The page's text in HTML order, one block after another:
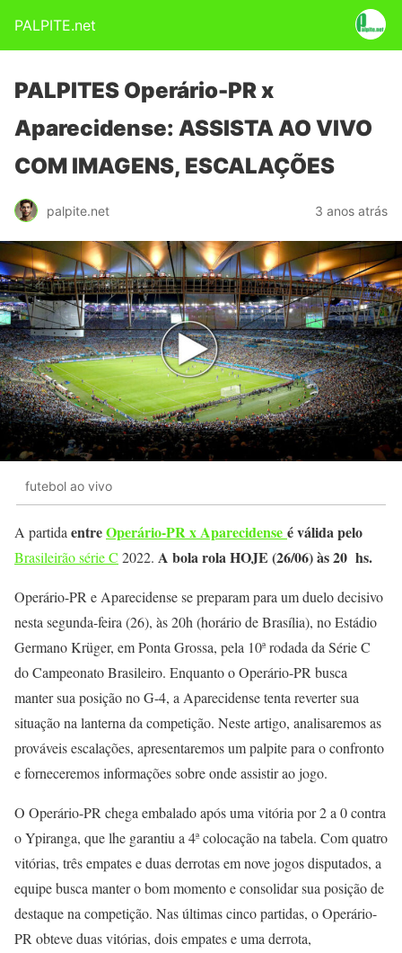
PALPITE.net
PALPITES Operário-PR x
Aparecidense: ASSISTA AO VIVO
COM IMAGENS, ESCALAÇÕES
palpite.net 3 anos atrás
futebol ao vivo
A partidaentreOperário-PR x Aparecidense é válida pelo
Brasileirão série C 2022. A bola rola HOJE (26/06) às 20 hs.
Operário-PR e Aparecidense se preparam para um duelo decisivo
nesta segunda-feira (26), às 20h (horário de Brasília), no Estádio
Germano Krüger, em Ponta Grossa, pela 10ª rodada da Série C
do Campeonato Brasileiro. Enquanto o Operário-PR busca
manter sua posição no G-4, a Aparecidense tenta reverter sua
situação na lanterna da competição. Neste artigo, analisaremos as
prováveis escalações, apresentaremos um palpite para o confronto
e forneceremos informações sobre onde assistir ao jogo.
O Operário-PR chega embalado após uma vitória por 2 a 0 contra
o Ypiranga, que lhe garantiu a 4ª colocação na tabela. Com quatro
vitórias, três empates e duas derrotas em nove jogos disputados, a
equipe busca manter o bom momento e consolidar sua posição de
destaque na competição. Nas últimas cinco partidas, o Operário-
PR obteve duas vitórias, dois empates e uma derrota,